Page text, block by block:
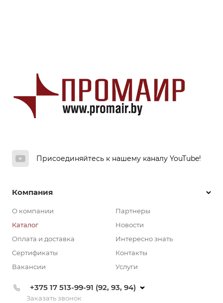
Присоединяйтесь к нашему каналу YouTube!
Компания
О компании
Каталог
Оплата и доставка
Сертификаты
Вакансии
Партнеры
Новости
Интересно знать
Контакты
Услуги
+375 17 513-99-91 (92, 93, 94)
Заказать звонок